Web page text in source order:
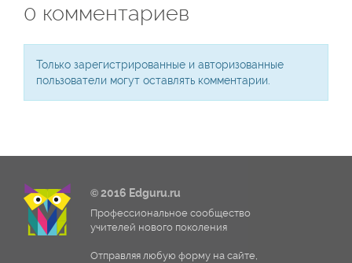
0 комментариев
Только зарегистрированные и авторизованные
пользователи могут оставлять комментарии.
© 2016 Edguru.ru
Профессиональное сообщество
учителей нового поколения
Отправляя любую форму на сайте,